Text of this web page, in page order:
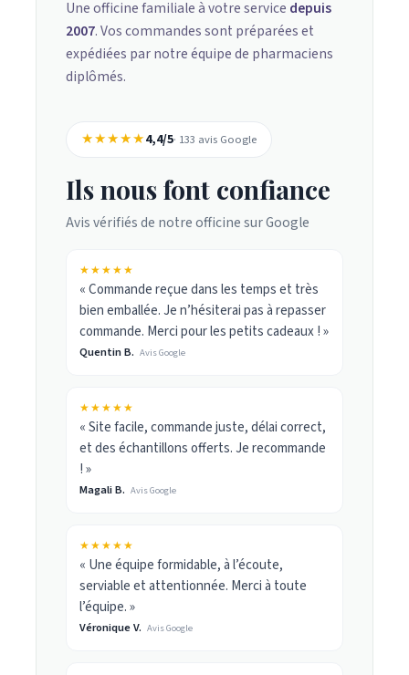
Une officine familiale à votre service depuis
2007. Vos commandes sont préparées et
expédiées par notre équipe de pharmaciens
diplômés.
★★★★★4,4/5· 133 avis Google
Ils nous font confiance
Avis vérifiés de notre officine sur Google
★★★★★
« Commande reçue dans les temps et très
bien emballée. Je n’hésiterai pas à repasser
commande. Merci pour les petits cadeaux ! »
Quentin B. Avis Google
★★★★★
« Site facile, commande juste, délai correct,
et des échantillons offerts. Je recommande
! »
Magali B. Avis Google
★★★★★
« Une équipe formidable, à l’écoute,
serviable et attentionnée. Merci à toute
l’équipe. »
Véronique V. Avis Google